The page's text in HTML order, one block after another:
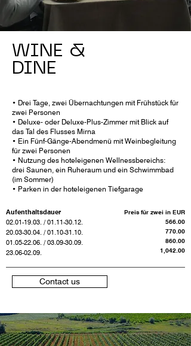
WINE &
DINE
• Drei Tage, zwei Übernachtungen mit Frühstück für
zwei Personen
• Deluxe- oder Deluxe-Plus-Zimmer mit Blick auf
das Tal des Flusses Mirna
• Ein Fünf-Gänge-Abendmenü mit Weinbegleitung
für zwei Personen
• Nutzung des hoteleigenen Wellnessbereichs:
drei Saunen, ein Ruheraum und ein Schwimmbad
(im Sommer)
• Parken in der hoteleigenen Tiefgarage
Preis für zwei in EUR
566.00
770.00
860.00
1,042.00
Aufenthaltsdauer
02.01-19.03. /01.11-30.12.
20.03-30.04. /01.10-31.10.
01.05-22.06. /03.09-30.09.
23.06-02.09.
Contact us